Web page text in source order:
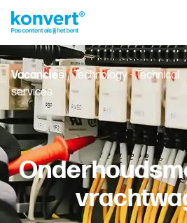
Vacancies/ Technology - Technical
services